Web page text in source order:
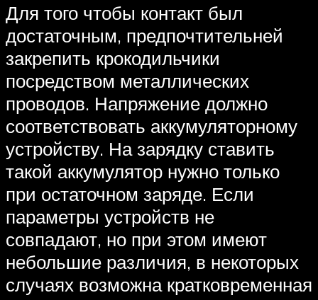
Для того чтобы контакт был
достаточным, предпочтительней
закрепить крокодильчики
посредством металлических
проводов. Напряжение должно
соответствовать аккумуляторному
устройству. На зарядку ставить
такой аккумулятор нужно только
при остаточном заряде. Если
параметры устройств не
совпадают, но при этом имеют
небольшие различия, в некоторых
случаях возможна кратковременная